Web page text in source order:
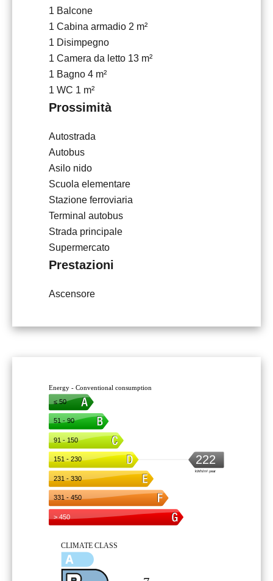
1 Balcone
1 Cabina armadio 2 m²
1 Disimpegno
1 Camera da letto 13 m²
1 Bagno 4 m²
1 WC 1 m²
Prossimità
Autostrada
Autobus
Asilo nido
Scuola elementare
Stazione ferroviaria
Terminal autobus
Strada principale
Supermercato
Prestazioni
Ascensore